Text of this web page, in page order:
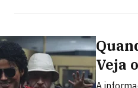
Veja
A